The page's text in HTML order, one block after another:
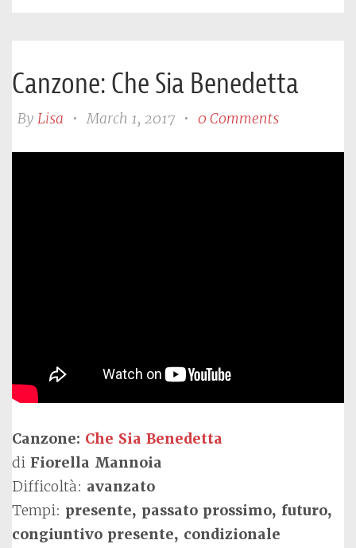
Canzone: Che Sia Benedetta
By Lisa • March 1, 2017 • 0 Comments
Canzone: Che Sia Benedetta
di Fiorella Mannoia
Difficoltà: avanzato
Tempi: presente, passato prossimo, futuro,
congiuntivo presente, condizionale